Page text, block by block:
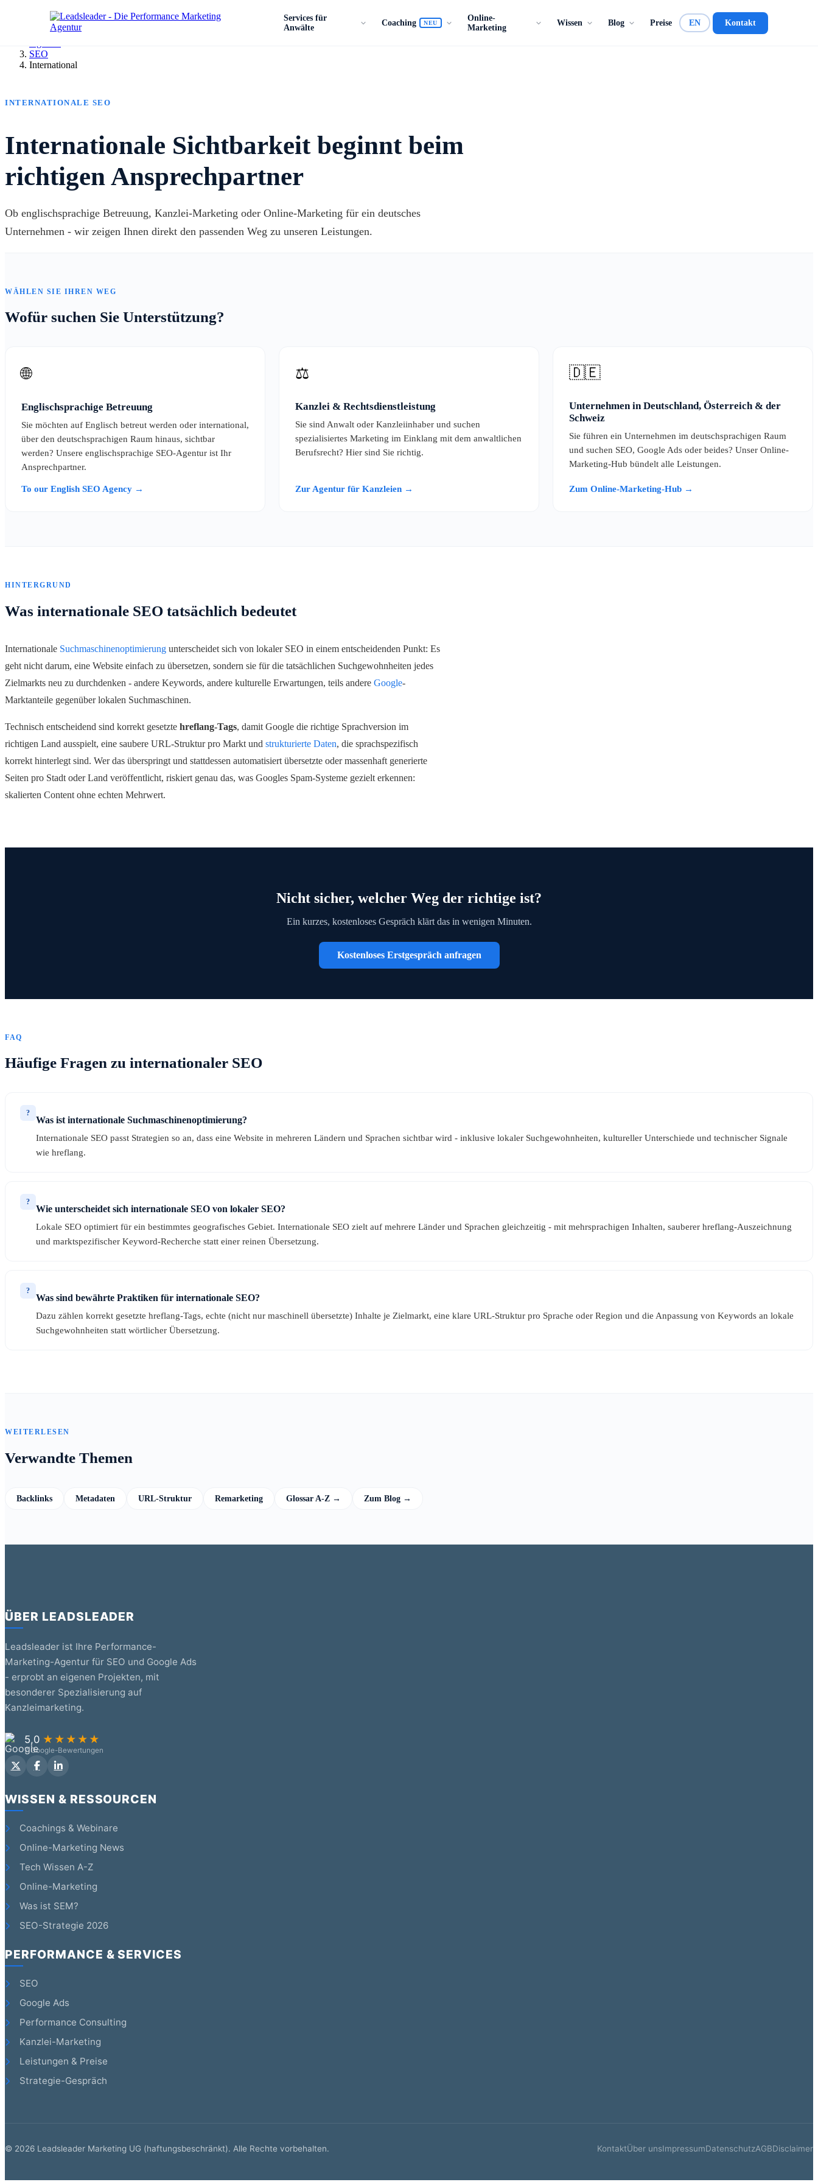
Services für
Anwälte
Coaching NEU
Online-
Marketing
Wissen Blog Preise EN Kontakt
SEO
International
INTERNATIONALE SEO
Internationale Sichtbarkeit beginnt beim
richtigen Ansprechpartner
Ob englischsprachige Betreuung, Kanzlei-Marketing oder Online-Marketing für ein deutsches
Unternehmen - wir zeigen Ihnen direkt den passenden Weg zu unseren Leistungen.
WÄHLEN SIE IHREN WEG
Wofür suchen Sie Unterstützung?
🌐
Englischsprachige Betreuung
Sie möchten auf Englisch betreut werden oder international,
über den deutschsprachigen Raum hinaus, sichtbar
werden? Unsere englischsprachige SEO-Agentur ist Ihr
Ansprechpartner.
To our English SEO Agency →
⚖️
Kanzlei & Rechtsdienstleistung
Sie sind Anwalt oder Kanzleiinhaber und suchen
spezialisiertes Marketing im Einklang mit dem anwaltlichen
Berufsrecht? Hier sind Sie richtig.
Zur Agentur für Kanzleien →
🇩🇪
Unternehmen in Deutschland, Österreich & der
Schweiz
Sie führen ein Unternehmen im deutschsprachigen Raum
und suchen SEO, Google Ads oder beides? Unser Online-
Marketing-Hub bündelt alle Leistungen.
Zum Online-Marketing-Hub →
HINTERGRUND
Was internationale SEO tatsächlich bedeutet
Internationale Suchmaschinenoptimierung unterscheidet sich von lokaler SEO in einem entscheidenden Punkt: Es
geht nicht darum, eine Website einfach zu übersetzen, sondern sie für die tatsächlichen Suchgewohnheiten jedes
Zielmarkts neu zu durchdenken - andere Keywords, andere kulturelle Erwartungen, teils andere Google-
Marktanteile gegenüber lokalen Suchmaschinen.
Technisch entscheidend sind korrekt gesetzte hreflang-Tags, damit Google die richtige Sprachversion im
richtigen Land ausspielt, eine saubere URL-Struktur pro Markt und strukturierte Daten, die sprachspezifisch
korrekt hinterlegt sind. Wer das überspringt und stattdessen automatisiert übersetzte oder massenhaft generierte
Seiten pro Stadt oder Land veröffentlicht, riskiert genau das, was Googles Spam-Systeme gezielt erkennen:
skalierten Content ohne echten Mehrwert.
Nicht sicher, welcher Weg der richtige ist?
Ein kurzes, kostenloses Gespräch klärt das in wenigen Minuten.
Kostenloses Erstgespräch anfragen
FAQ
Häufige Fragen zu internationaler SEO
?
Was ist internationale Suchmaschinenoptimierung?
Internationale SEO passt Strategien so an, dass eine Website in mehreren Ländern und Sprachen sichtbar wird - inklusive lokaler Suchgewohnheiten, kultureller Unterschiede und technischer Signale
wie hreflang.
?
Wie unterscheidet sich internationale SEO von lokaler SEO?
Lokale SEO optimiert für ein bestimmtes geografisches Gebiet. Internationale SEO zielt auf mehrere Länder und Sprachen gleichzeitig - mit mehrsprachigen Inhalten, sauberer hreflang-Auszeichnung
und marktspezifischer Keyword-Recherche statt einer reinen Übersetzung.
?
Was sind bewährte Praktiken für internationale SEO?
Dazu zählen korrekt gesetzte hreflang-Tags, echte (nicht nur maschinell übersetzte) Inhalte je Zielmarkt, eine klare URL-Struktur pro Sprache oder Region und die Anpassung von Keywords an lokale
Suchgewohnheiten statt wörtlicher Übersetzung.
WEITERLESEN
Verwandte Themen
Backlinks Metadaten URL-Struktur Remarketing Glossar A-Z → Zum Blog →
ÜBER LEADSLEADER
Leadsleader ist Ihre Performance-
Marketing-Agentur für SEO und Google Ads
- erprobt an eigenen Projekten, mit
besonderer Spezialisierung auf
Kanzleimarketing.
5,0 ★★★★★
7 Google-Bewertungen
WISSEN & RESSOURCEN
Coachings & Webinare
Online-Marketing News
Tech Wissen A-Z
Online-Marketing
Was ist SEM?
SEO-Strategie 2026
PERFORMANCE & SERVICES
SEO
Google Ads
Performance Consulting
Kanzlei-Marketing
Leistungen & Preise
Strategie-Gespräch
© 2026 Leadsleader Marketing UG (haftungsbeschränkt). Alle Rechte vorbehalten. KontaktÜber unsImpressumDatenschutzAGBDisclaimer